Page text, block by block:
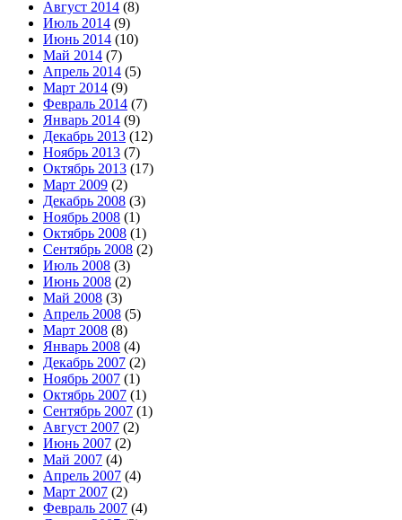
Август 2014 (8)
Июль 2014 (9)
Июнь 2014 (10)
Май 2014 (7)
Апрель 2014 (5)
Март 2014 (9)
Февраль 2014 (7)
Январь 2014 (9)
Декабрь 2013 (12)
Ноябрь 2013 (7)
Октябрь 2013 (17)
Март 2009 (2)
Декабрь 2008 (3)
Ноябрь 2008 (1)
Октябрь 2008 (1)
Сентябрь 2008 (2)
Июль 2008 (3)
Июнь 2008 (2)
Май 2008 (3)
Апрель 2008 (5)
Март 2008 (8)
Январь 2008 (4)
Декабрь 2007 (2)
Ноябрь 2007 (1)
Октябрь 2007 (1)
Сентябрь 2007 (1)
Август 2007 (2)
Июнь 2007 (2)
Май 2007 (4)
Апрель 2007 (4)
Март 2007 (2)
Февраль 2007 (4)